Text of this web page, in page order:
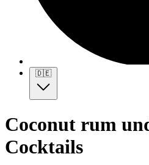
🇩🇪
Coconut rum
Cocktails